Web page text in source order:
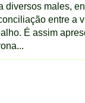
diversos males,
entre a
É assim